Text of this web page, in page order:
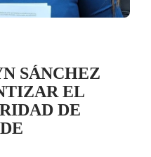
SÁNCHEZ
EL
DE